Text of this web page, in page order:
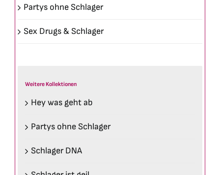
Partys ohne Schlager
Sex Drugs & Schlager
Weitere Kollektionen
Hey was geht ab
Partys ohne Schlager
Schlager DNA